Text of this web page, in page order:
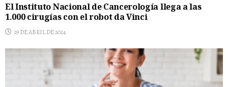
El Instituto Nacional de Cancerología llega a las
1.000 cirugías con el robot da Vinci
29 DE ABRIL DE 2024